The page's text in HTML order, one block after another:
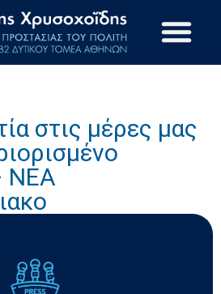
στις μέρες μας
ΝΕΑ